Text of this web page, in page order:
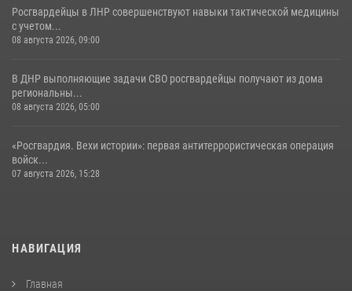
Росгвардейцы в ЛНР совершенствуют навыки тактической медицины
с учетом...
08 августа 2026, 09:00
В ДНР выполняющие задачи СВО росгвардейцы получают из дома
региональны...
08 августа 2026, 05:00
«Росгвардия. Вехи истории»: первая антитеррористическая операция
войск...
07 августа 2026, 15:28
НАВИГАЦИЯ
Главная